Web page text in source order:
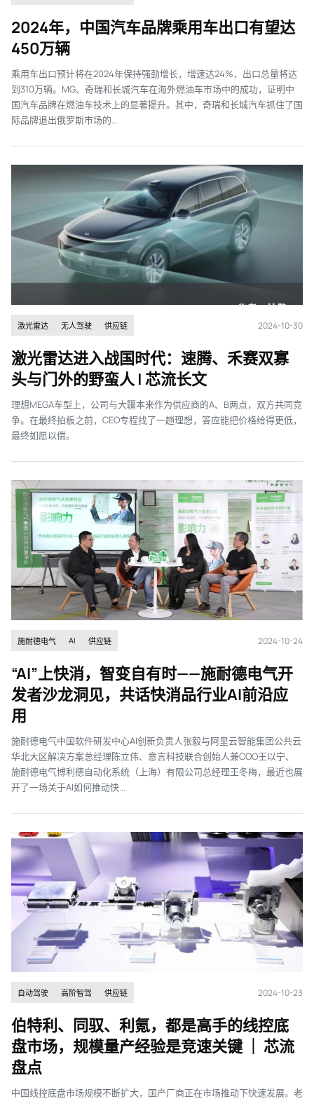
2024年，中国汽车品牌乘用车出口有望达
450万辆
乘用车出口预计将在2024年保持强劲增长，增速达24%，出口总量将达
到310万辆。MG、奇瑞和长城汽车在海外燃油车市场中的成功，证明中
国汽车品牌在燃油车技术上的显著提升。其中，奇瑞和长城汽车抓住了国
际品牌退出俄罗斯市场的...
激光雷达 无人驾驶 供应链 2024-10-30
激光雷达进入战国时代：速腾、禾赛双寡
头与门外的野蛮人 | 芯流长文
理想MEGA车型上，公司与大疆本来作为供应商的A、B两点，双方共同竞
争。在最终拍板之前，CEO专程找了一趟理想，答应能把价格给得更低，
最终如愿以偿。
施耐德电气 AI 供应链 2024-10-24
“AI”上快消，智变自有时——施耐德电气开
发者沙龙洞见，共话快消品行业AI前沿应
用
施耐德电气中国软件研发中心AI创新负责人张毅与阿里云智能集团公共云
华北大区解决方案总经理陈立伟、意言科技联合创始人兼COO王以宁、
施耐德电气博利德自动化系统（上海）有限公司总经理王冬梅，最近也展
开了一场关于AI如何推动快...
自动驾驶 高阶智驾 供应链 2024-10-23
伯特利、同驭、利氪，都是高手的线控底
盘市场，规模量产经验是竞速关键 ｜ 芯流
盘点
中国线控底盘市场规模不断扩大，国产厂商正在市场推动下快速发展。老